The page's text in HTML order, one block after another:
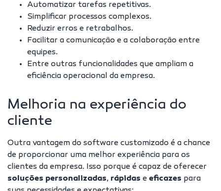
Automatizar tarefas repetitivas.
Simplificar processos complexos.
Reduzir erros e retrabalhos.
Facilitar a comunicação e a colaboração entre
equipes.
Entre outras funcionalidades que ampliam a
eficiência operacional da empresa.
Melhoria na experiência do
cliente
Outra vantagem do software customizado é a chance
de proporcionar uma melhor experiência para os
clientes da empresa. Isso porque é capaz de oferecer
soluções personalizadas, rápidas e eficazes para